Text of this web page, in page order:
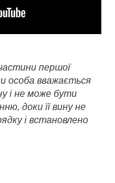
першої
особа вважається
і не може бути
доки її вину не
і встановлено